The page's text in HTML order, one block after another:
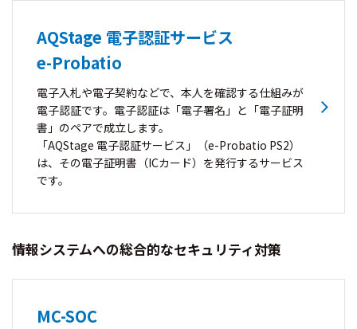
AQStage 電子認証サービス
e-Probatio
電子入札や電子契約などで、本人を確認する仕組みが
電子認証です。電子認証は「電子署名」と「電子証明
書」のペアで成立します。
「AQStage 電子認証サービス」（e-Probatio PS2）
は、その電子証明書（ICカード）を発行するサービス
です。
情報システムへの総合的なセキュリティ対策
MC-SOC